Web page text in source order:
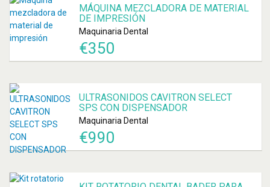
MÁQUINA MEZCLADORA DE MATERIAL
DE IMPRESIÓN
Maquinaria Dental
€350
ULTRASONIDOS CAVITRON SELECT
SPS CON DISPENSADOR
Maquinaria Dental
€990